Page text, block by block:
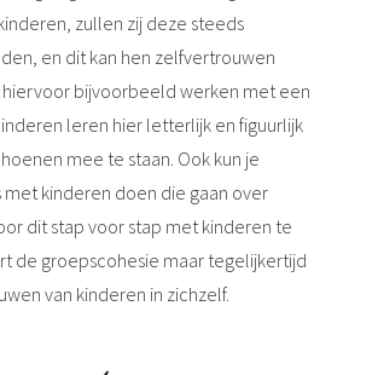
zullen zij deze steeds
en dit kan hen zelfvertrouwen
hiervoor bijvoorbeeld werken met een
leren hier letterlijk en figuurlijk
mee te staan. Ook kun je
kinderen doen die gaan over
dit stap voor stap met kinderen te
de groepscohesie maar tegelijkertijd
van kinderen in zichzelf.